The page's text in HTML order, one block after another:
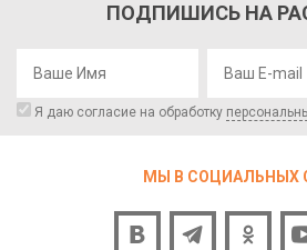
ПОДПИШИСЬ НА
Я даю согласие на обработку
МЫ В СОЦИАЛЬНЫХ